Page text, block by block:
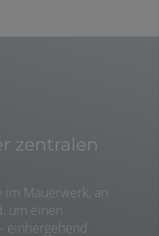
zentralen
im Mauerwerk, an
um einen
einhergehend